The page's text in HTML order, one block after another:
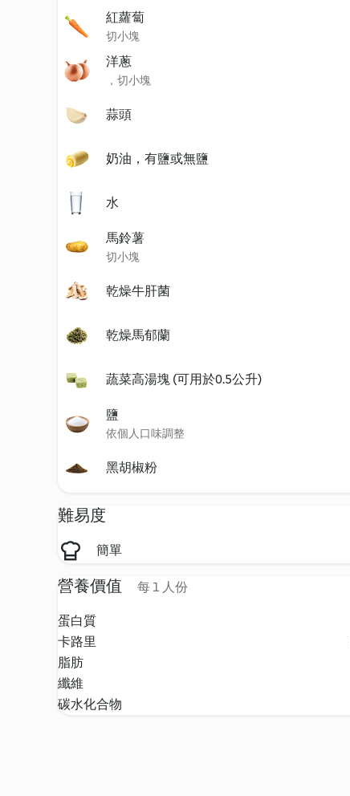
紅蘿蔔
切小塊
洋蔥
，切小塊
蒜頭
奶油，有鹽或無鹽
水
馬鈴薯
切小塊
乾燥牛肝菌
乾燥馬郁蘭
蔬菜高湯塊 (可用於0.5公升)
鹽
依個人口味調整
黑胡椒粉
難易度
簡單
營養價值 每 1 人份
蛋白質
卡路里
脂肪
纖維
碳水化合物